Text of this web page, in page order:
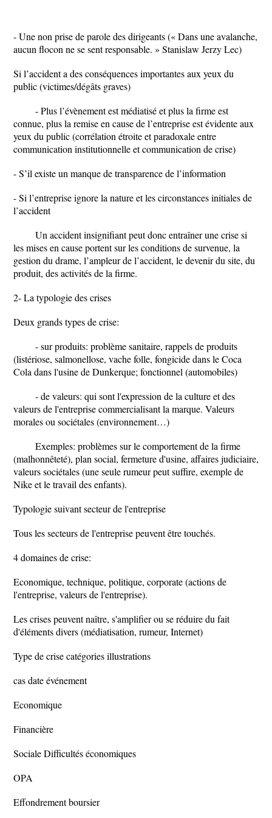
- Une non prise de parole des dirigeants (« Dans une avalanche,
aucun flocon ne se sent responsable. » Stanislaw Jerzy Lec)
Si l’accident a des conséquences importantes aux yeux du
public (victimes/dégâts graves)
- Plus l’évènement est médiatisé et plus la firme est
connue, plus la remise en cause de l’entreprise est évidente aux
yeux du public (corrélation étroite et paradoxale entre
communication institutionnelle et communication de crise)
- S’il existe un manque de transparence de l’information
- Si l’entreprise ignore la nature et les circonstances initiales de
l’accident
Un accident insignifiant peut donc entraîner une crise si
les mises en cause portent sur les conditions de survenue, la
gestion du drame, l’ampleur de l’accident, le devenir du site, du
produit, des activités de la firme.
2- La typologie des crises
Deux grands types de crise:
- sur produits: problème sanitaire, rappels de produits
(listériose, salmonellose, vache folle, fongicide dans le Coca
Cola dans l'usine de Dunkerque; fonctionnel (automobiles)
- de valeurs: qui sont l'expression de la culture et des
valeurs de l'entreprise commercialisant la marque. Valeurs
morales ou sociétales (environnement…)
Exemples: problèmes sur le comportement de la firme
(malhonnêteté), plan social, fermeture d'usine, affaires judiciaire,
valeurs sociétales (une seule rumeur peut suffire, exemple de
Nike et le travail des enfants).
Typologie suivant secteur de l'entreprise
Tous les secteurs de l'entreprise peuvent être touchés.
4 domaines de crise:
Economique, technique, politique, corporate (actions de
l'entreprise, valeurs de l'entreprise).
Les crises peuvent naître, s'amplifier ou se réduire du fait
d'éléments divers (médiatisation, rumeur, Internet)
Type de crise catégories illustrations
cas date événement
Economique
Financière
Sociale Difficultés économiques
OPA
Effondrement boursier